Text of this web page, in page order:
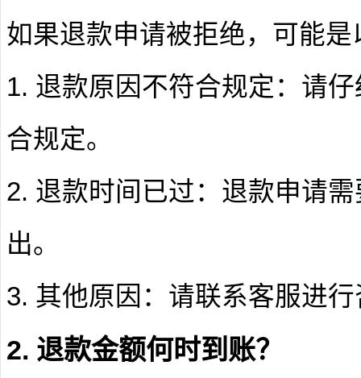
如果退款申请被拒绝，可能是
1. 退款原因不符合规定：请
合规定。
2. 退款时间已过：退款申请
出。
3. 其他原因：请联系客服进
2. 退款金额何时到账？